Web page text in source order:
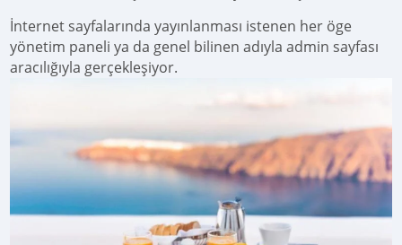
İnternet sayfalarında yayınlanması istenen her öge
yönetim paneli ya da genel bilinen adıyla admin sayfası
aracılığıyla gerçekleşiyor.